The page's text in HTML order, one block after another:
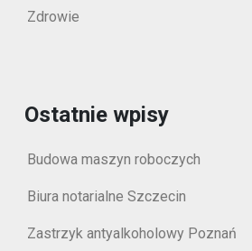
Zdrowie
Ostatnie wpisy
Budowa maszyn roboczych
Biura notarialne Szczecin
Zastrzyk antyalkoholowy Poznań